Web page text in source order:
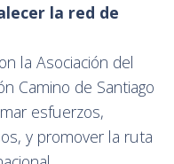
la red de
la Asociación del
Camino de Santiago
esfuerzos,
y promover la ruta